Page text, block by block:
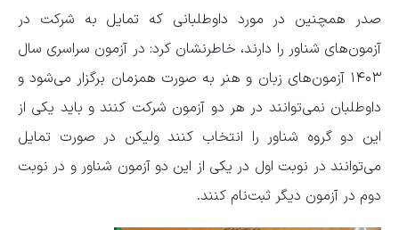
صدر همچنین در مورد داوطلبانی که تمایل به شرکت در
آزمون‌های شناور را دارند، خاطرنشان کرد: در آزمون سراسری سال
۱۴۰۳ آزمون‌های زبان و هنر به صورت همزمان برگزار می‌شود و
داوطلبان نمی‌توانند در هر دو آزمون شرکت کنند و باید یکی از
این دو گروه شناور را انتخاب کنند ولیکن در صورت تمایل
می‌توانند در نوبت اول در یکی از این دو آزمون شناور و در نوبت
دوم در آزمون دیگر ثبت‌نام کنند.